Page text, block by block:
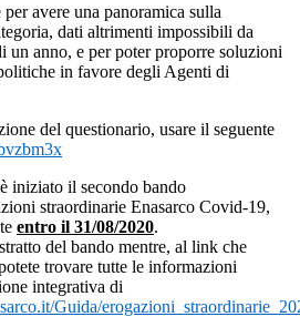
avere una panoramica sulla
dati altrimenti impossibili da
un anno, e per poter proporre soluzioni
in favore degli Agenti di
del questionario, usare il seguente
iniziato il secondo bando
straordinarie Enasarco Covid-19,
entro il 31/08/2020.
del bando mentre, al link che
trovare tutte le informazioni
integrativa di
Guida/